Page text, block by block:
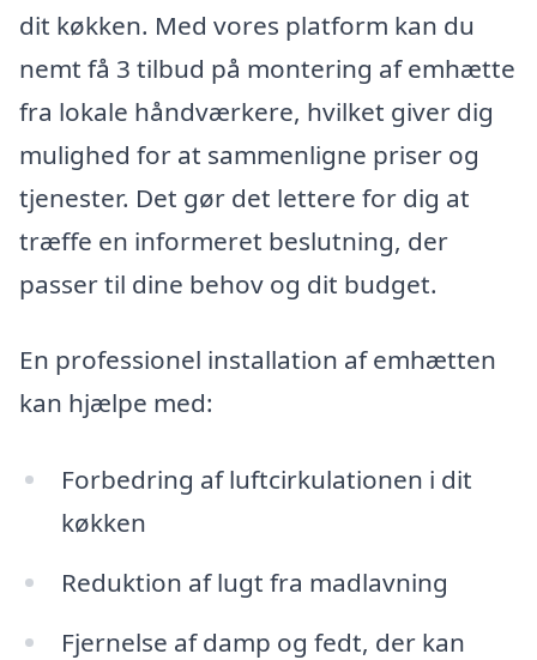
dit køkken. Med vores platform kan du
nemt få 3 tilbud på montering af emhætte
fra lokale håndværkere, hvilket giver dig
mulighed for at sammenligne priser og
tjenester. Det gør det lettere for dig at
træffe en informeret beslutning, der
passer til dine behov og dit budget.
En professionel installation af emhætten
kan hjælpe med:
Forbedring af luftcirkulationen i dit
køkken
Reduktion af lugt fra madlavning
Fjernelse af damp og fedt, der kan